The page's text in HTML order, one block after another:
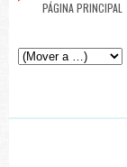
PÁGINA PRINCIPAL